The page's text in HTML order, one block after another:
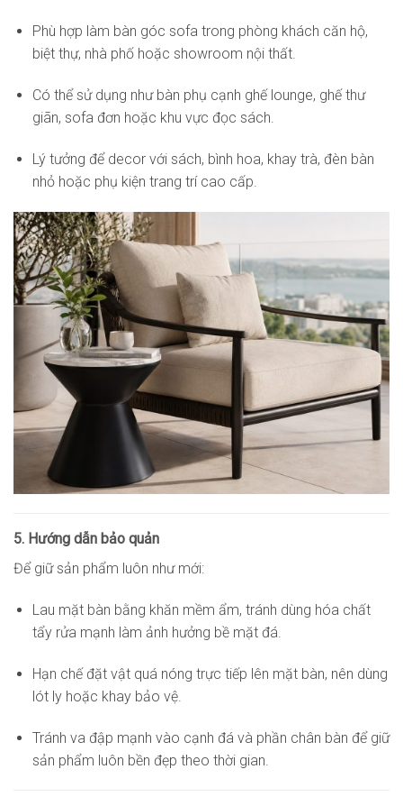
Phù hợp làm bàn góc sofa trong phòng khách căn hộ,
biệt thự, nhà phố hoặc showroom nội thất.
Có thể sử dụng như bàn phụ cạnh ghế lounge, ghế thư
giãn, sofa đơn hoặc khu vực đọc sách.
Lý tưởng để decor với sách, bình hoa, khay trà, đèn bàn
nhỏ hoặc phụ kiện trang trí cao cấp.
5. Hướng dẫn bảo quản
Để giữ sản phẩm luôn như mới:
Lau mặt bàn bằng khăn mềm ẩm, tránh dùng hóa chất
tẩy rửa mạnh làm ảnh hưởng bề mặt đá.
Hạn chế đặt vật quá nóng trực tiếp lên mặt bàn, nên dùng
lót ly hoặc khay bảo vệ.
Tránh va đập mạnh vào cạnh đá và phần chân bàn để giữ
sản phẩm luôn bền đẹp theo thời gian.